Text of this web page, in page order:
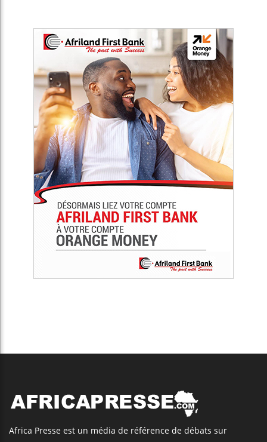
Africa Presse est un média de référence de débats sur